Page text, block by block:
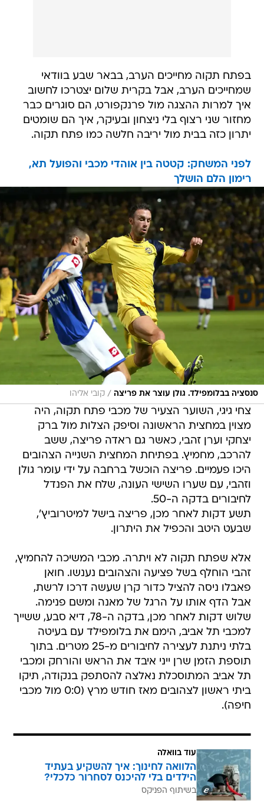
בפתח תקוה מחייכים הערב, בבאר שבע בוודאי
שמחייכים הערב, אבל בקרית שלום יצטרכו לחשוב
איך למרות ההצגה מול פרנקפורט, הם סוגרים כבר
מחזור שני רצוף בלי ניצחון ובעיקר, איך הם שומטים
יתרון כזה בבית מול יריבה חלשה כמו פתח תקוה.
לפני המשחק: קטטה בין אוהדי מכבי והפועל תא,
רימון הלם הושלך
סנסציה בבלומפילד. גולן עוצר את פריצה / קובי אליהו
צחי גיגי, השוער הצעיר של מכבי פתח תקוה, היה
מצוין במחצית הראשונה וסיפק הצלות מול ברק
יצחקי וערן זהבי, כאשר גם ראדה פריצה, ששב
להרכב, מחמיץ. בפתיחת המחצית השנייה הצהובים
היכו פעמיים. פריצה הוכשל ברחבה על ידי עומר גולן
וזהבי, עם שערו השישי העונה, שלח את הפנדל
לחיבורים בדקה ה-50.
תשע דקות לאחר מכן, פריצה בישל למיטרוביץ',
שבעט היטב והכפיל את היתרון.
אלא שפתח תקוה לא ויתרה. מכבי המשיכה להחמיץ,
זהבי הוחלף בשל פציעה והצהובים נענשו. חואן
פאבלו ניסה להציל כדור קרן שעשה דרכו לרשת,
אבל הדף אותו על הרגל של מאנה ומשם פנימה.
שלוש דקות לאחר מכן, בדקה ה-78, דיא סבע, ששייך
למכבי תל אביב, הימם את בלומפילד עם בעיטה
בלתי ניתנת לעצירה לחיבורים מ-25 מטרים. בתוך
תוספת הזמן שרן ייני איבד את הראש והורחק ומכבי
תל אביב המתוסכלת נאלצה להסתפק בנקודה, תיקו
ביתי ראשון לצהובים מאז חודש מרץ (0:0 מול מכבי
חיפה).
עוד בוואלה
הלוואה לחינוך: איך להשקיע בעתיד
הילדים בלי להיכנס לסחרור כלכלי?
בשיתוף הפניקס